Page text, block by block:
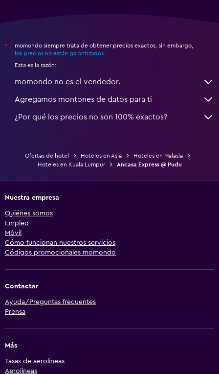
*
momondo siempre trata de obtener precios exactos, sin embargo,
los precios no están garantizados
Esta es la razón:
momondo no es el vendedor.
Agregamos montones de datos para ti
¿Por qué los precios no son 100% exactos?
Ofertas de hotel Hoteles en Asia
Hoteles en Malasia
Hoteles en Kuala Lumpur
Ancasa Express @ Pudu
Nuestra empresa
Quiénes somos
Empleo
Móvil
Cómo funcionan nuestros servicios
Códigos promocionales momondo
Contactar
Ayuda/Preguntas frecuentes
Prensa
Más
Tasas de aerolíneas
Aerolíneas